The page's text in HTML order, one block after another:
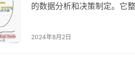
的数据分析和决策制定。它
2024年8月2日